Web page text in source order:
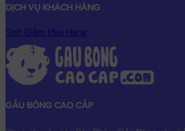
DỊCH VỤ KHÁCH HÀNG
Tích Điểm Mua Hàng
GẤU BÔNG CAO CẤP